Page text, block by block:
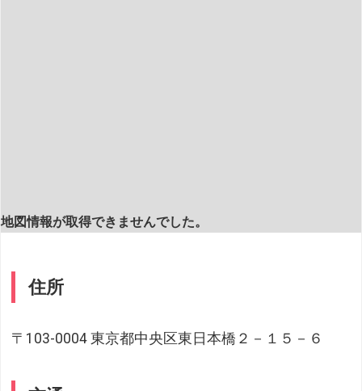
地図情報が取得できませんでした。
住所
〒103-0004 東京都中央区東日本橋２－１５－６